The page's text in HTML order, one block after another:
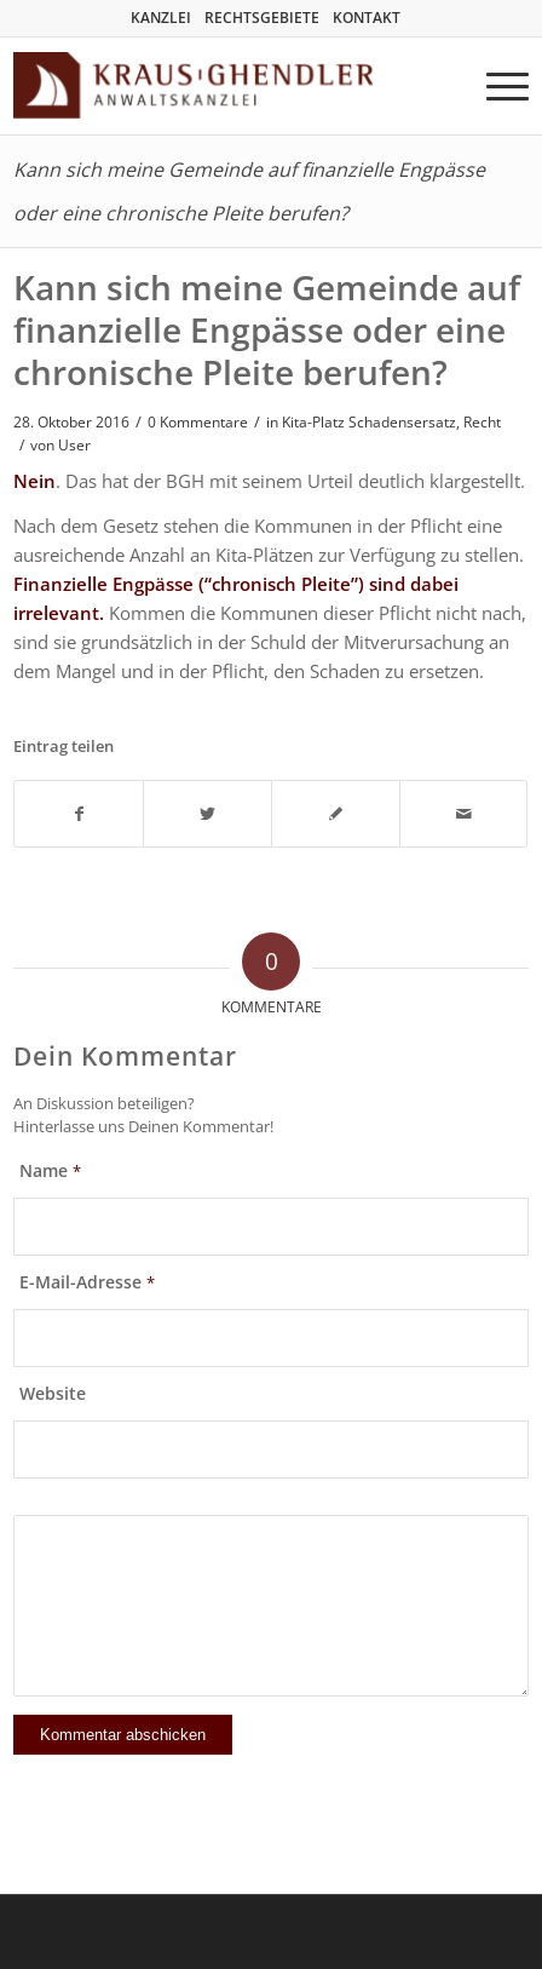
KANZLEI RECHTSGEBIETE KONTAKT
Kann sich meine Gemeinde auf finanzielle Engpässe
oder eine chronische Pleite berufen?
Kann sich meine Gemeinde auf
finanzielle Engpässe oder eine
chronische Pleite berufen?
28. Oktober 2016 / 0 Kommentare / in Kita-Platz Schadensersatz Recht
/ von User
Nein. Das hat der BGH mit seinem Urteil deutlich klargestellt.
Nach dem Gesetz stehen die Kommunen in der Pflicht eine
ausreichende Anzahl an Kita-Plätzen zur Verfügung zu stellen.
Finanzielle Engpässe (“chronisch Pleite”) sind dabei
irrelevant. Kommen die Kommunen dieser Pflicht nicht nach,
sind sie grundsätzlich in der Schuld der Mitverursachung an
dem Mangel und in der Pflicht, den Schaden zu ersetzen.
Eintrag teilen
0
KOMMENTARE
Dein Kommentar
An Diskussion beteiligen?
Hinterlasse uns Deinen Kommentar!
Name*
E-Mail-Adresse*
Website